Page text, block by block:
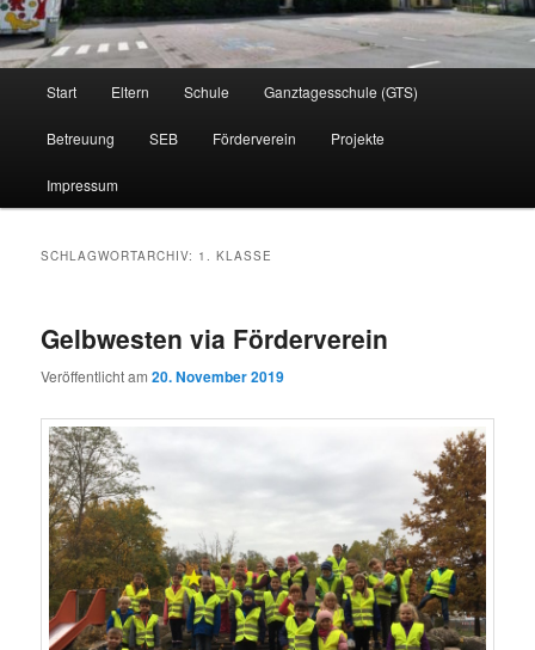
Start Eltern Schule Ganztagesschule (GTS)
Betreuung SEB Förderverein Projekte
Impressum
SCHLAGWORTARCHIV: 1. KLASSE
Gelbwesten via Förderverein
Veröffentlicht am20. November 2019